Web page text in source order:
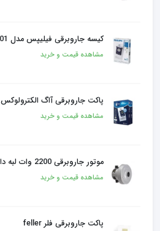
کیسه جاروبرقی فیلیپس مدل FC9170.01
مشاهده قیمت و خرید
پاکت جاروبرقی آاگ الکترولوکس Ultraone
مشاهده قیمت و خرید
موتور جاروبرقی 2200 وات لبه دار
مشاهده قیمت و خرید
پاکت جاروبرقی فلر feller